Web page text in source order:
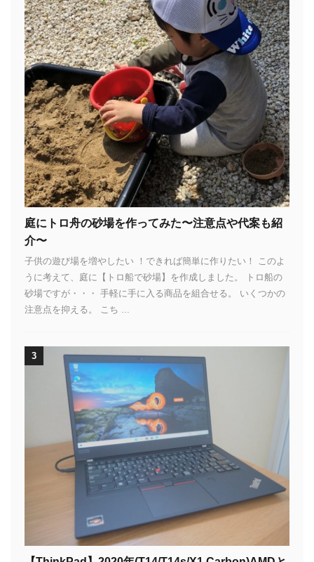
庭にトロ舟の砂場を作ってみた〜注意点や代案も紹
介〜
子供の遊び場を増やしたい ！できれば簡単に作りたい！ このよ
うに考えて、庭に【トロ船で砂場】を作成しました。 トロ船の
砂場ですが・・・ 手軽に手に入る商品を組合せる。 いくつかの
注意点を抑える。 こち ...
3